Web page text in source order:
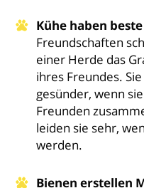
Kühe haben
Freundschaften
einer Herde das
ihres Freundes.
gesünder, wenn
Freunden
leiden sie sehr,
werden.
Bienen erstellen